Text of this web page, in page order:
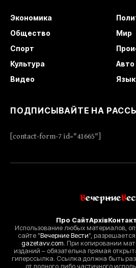
Экономика
Общество
Мир
Спорт
Культура
Авто
Видео
ПОДПИСЫВАЙТЕ НА
[contact-form-7 id="41665"]
Про СайтАрхів
Использование любых материалов,
сайте "Вечерние Вести",
gazetavv.com. При копировании
изданий – обязательна прямая
гиперссылка. Ссылка должна быть
от полного либо частичного